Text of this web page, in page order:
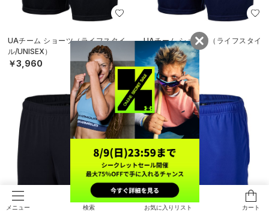
メニュー 検索 お気に入りリスト カート
UAチーム ショーツ（ライフスタイ
ル/UNISEX）
￥3,960
UAチーム ショーツ（ライフスタイ
ル/UNISEX）
￥3,960